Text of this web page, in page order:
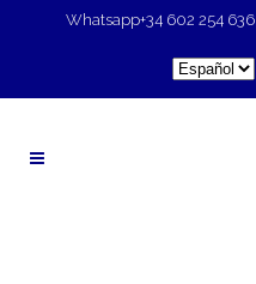
Whatsapp+34 602 254 636
Elegir